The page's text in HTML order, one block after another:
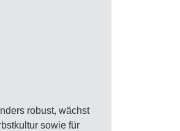
robust, wächst
sowie für